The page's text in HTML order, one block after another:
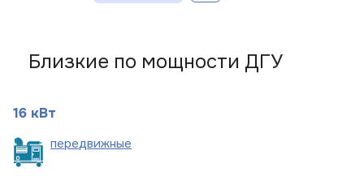
Близкие по мощности ДГУ
16 кВт
передвижные